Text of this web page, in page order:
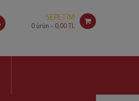
SEPETİM
0 ürün - 0,00 TL